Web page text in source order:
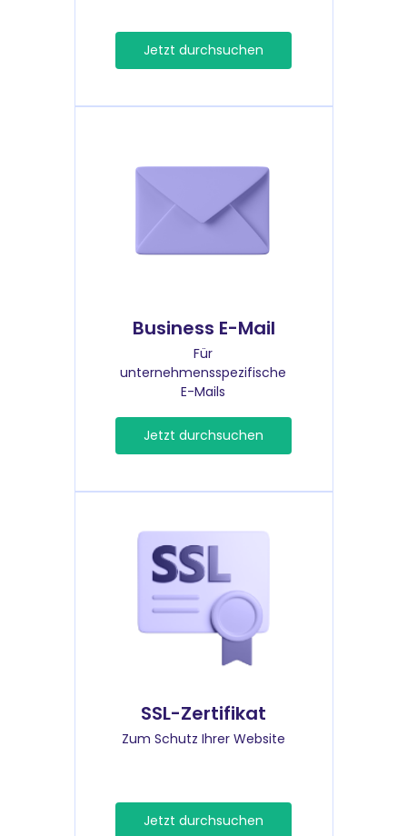
Jetzt durchsuchen
Business E-Mail
Für
unternehmensspezifische
E-Mails
Jetzt durchsuchen
SSL-Zertifikat
Zum Schutz Ihrer Website
Jetzt durchsuchen